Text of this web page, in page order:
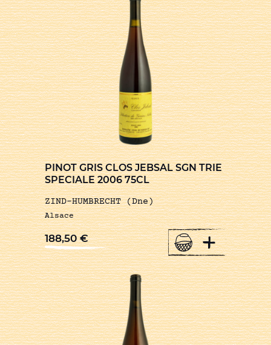
PINOT GRIS CLOS JEBSAL SGN TRIE
SPECIALE 2006 75CL
ZIND-HUMBRECHT (Dne)
Alsace
188,50€ +